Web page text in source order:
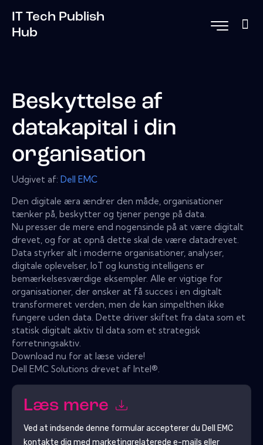
IT Tech Publish
Hub
Beskyttelse af
datakapital i din
organisation
Udgivet af: Dell EMC
Den digitale æra ændrer den måde, organisationer
tænker på, beskytter og tjener penge på data.
Nu presser de mere end nogensinde på at være digitalt
drevet, og for at opnå dette skal de være datadrevet.
Data styrker alt i moderne organisationer, analyser,
digitale oplevelser, IoT og kunstig intelligens er
bemærkelsesværdige eksempler. Alle er vigtige for
organisationer, der ønsker at få succes i en digitalt
transformeret verden, men de kan simpelthen ikke
fungere uden data. Dette driver skiftet fra data som et
statisk digitalt aktiv til data som et strategisk
forretningsaktiv.
Download nu for at læse videre!
Dell EMC Solutions drevet af Intel®.
Læs mere
Ved at indsende denne formular accepterer du Dell EMC
kontakte dig med marketingrelaterede e-mails eller